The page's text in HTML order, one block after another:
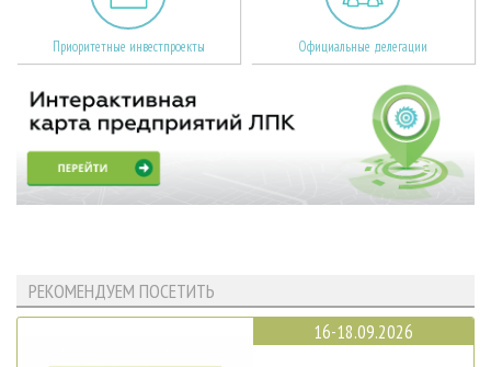
Приоритетные инвестпроекты Официальные делегации
РЕКОМЕНДУЕМ ПОСЕТИТЬ
16-18.09.2026